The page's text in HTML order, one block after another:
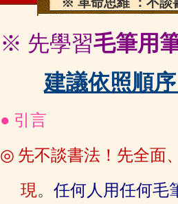
※ 先學習毛筆用
建議依照順
● 引言
◎ 先不談書法！ 先全面
現。 任何人用任何毛